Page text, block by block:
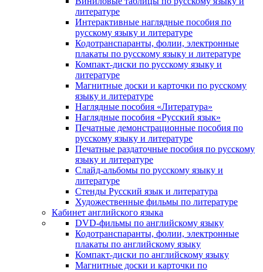
литературе
Интерактивные наглядные пособия по
русскому языку и литературе
Кодотранспаранты, фолии, электронные
плакаты по русскому языку и литературе
Компакт-диски по русскому языку и
литературе
Магнитные доски и карточки по русскому
языку и литературе
Наглядные пособия «Литература»
Наглядные пособия «Русский язык»
Печатные демонстрационные пособия по
русскому языку и литературе
Печатные раздаточные пособия по русскому
языку и литературе
Слайд-альбомы по русскому языку и
литературе
Стенды Русский язык и литература
Художественные фильмы по литературе
Кабинет английского языка
DVD-фильмы по английскому языку
Кодотранспаранты, фолии, электронные
плакаты по английскому языку
Компакт-диски по английскому языку
Магнитные доски и карточки по